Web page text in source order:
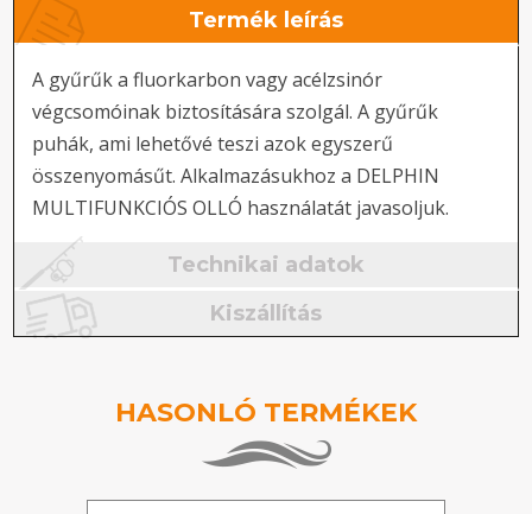
Termék leírás
A gyűrűk a fluorkarbon vagy acélzsinór
végcsomóinak biztosítására szolgál. A gyűrűk
puhák, ami lehetővé teszi azok egyszerű
összenyomásűt. Alkalmazásukhoz a DELPHIN
MULTIFUNKCIÓS OLLÓ használatát javasoljuk.
Technikai adatok
Kiszállítás
HASONLÓ TERMÉKEK